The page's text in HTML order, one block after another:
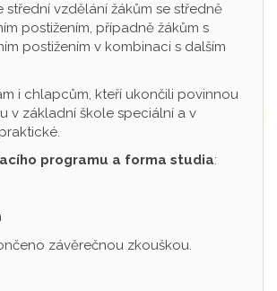
střední vzdělání žákům se středně
postižením, případně žákům s
postižením v kombinaci s dalším
i chlapcům, kteří ukončili povinnou
v základní škole speciální a v
programu a forma studia:
závěrečnou zkouškou.